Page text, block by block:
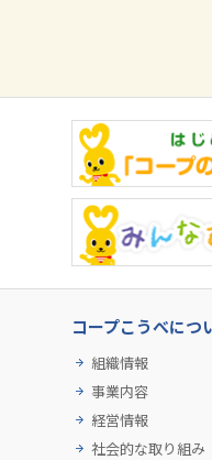
コープこうべにつ
組織情報
事業内容
経営情報
社会的な取り組み